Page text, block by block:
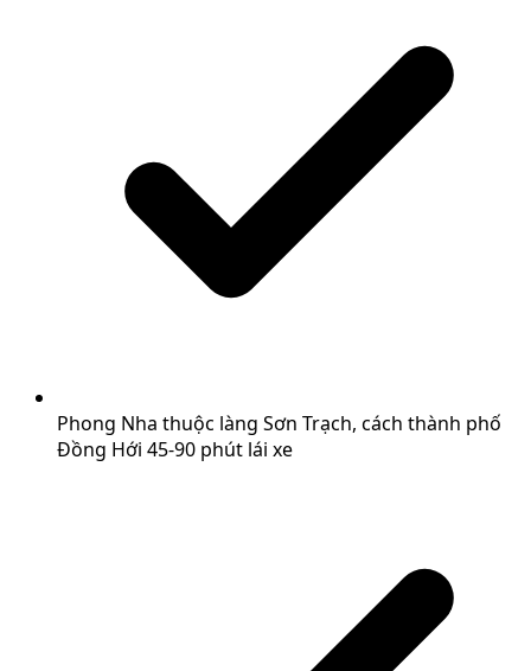
Phong Nha thuộc làng Sơn Trạch, cách thành phố
Đồng Hới 45-90 phút lái xe